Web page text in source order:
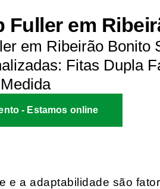
Fuller em
em Ribeirão Bonito
Fitas Dupla
- Estamos online
e a adaptabilidade são